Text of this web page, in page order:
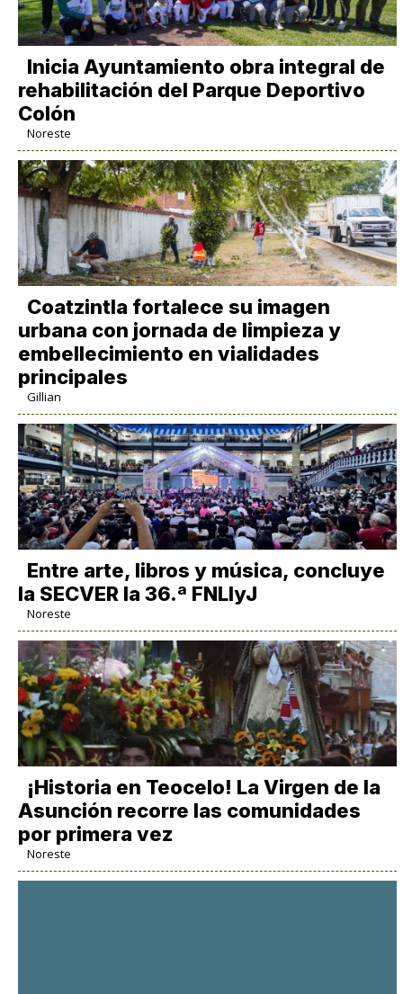
Inicia Ayuntamiento obra integral de
rehabilitación del Parque Deportivo
Colón
Noreste
Coatzintla fortalece su imagen
urbana con jornada de limpieza y
embellecimiento en vialidades
principales
Gillian
Entre arte, libros y música, concluye
la SECVER la 36.ª FNLIyJ
Noreste
​¡Historia en Teocelo! La Virgen de la
Asunción recorre las comunidades
por primera vez
Noreste